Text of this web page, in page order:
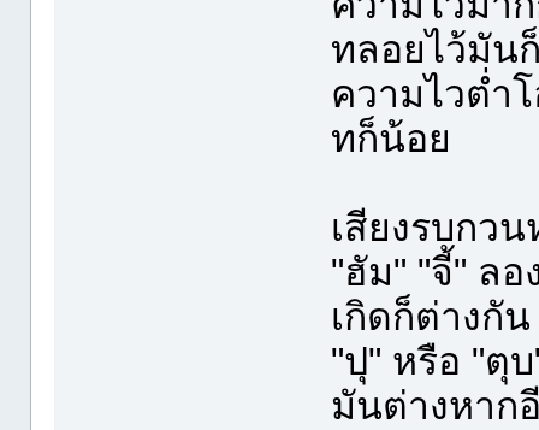
ทลอยไว้มัน
ความไวต่ำ
ทก็น้อย
เสียงรบกว
"ฮัม" "จี้" ลอ
เกิดก็ต่างกั
"ปุ" หรือ "ตุ
มันต่างหาก